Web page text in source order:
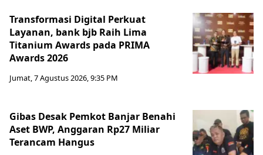
Transformasi Digital Perkuat
Layanan, bank bjb Raih Lima
Titanium Awards pada PRIMA
Awards 2026
Jumat, 7 Agustus 2026, 9:35 PM
Gibas Desak Pemkot Banjar Benahi
Aset BWP, Anggaran Rp27 Miliar
Terancam Hangus